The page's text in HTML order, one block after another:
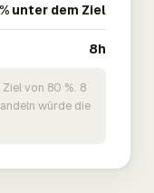
unter dem Ziel
8h
von 80 %. 8
würde die